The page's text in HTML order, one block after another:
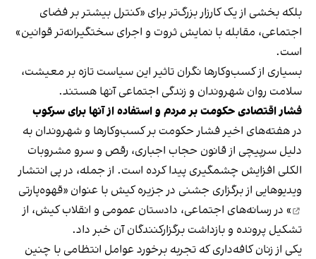
بلکه بخشی از یک کارزار بزرگ‌تر برای «کنترل بیشتر بر فضای
اجتماعی، مقابله با نمایش ثروت و اجرای سختگیرانه‌تر قوانین»
است.
بسیاری از کسب‌وکارها نگران تاثیر این سیاست‌ تازه بر معیشت،
سلامت روان شهروندان و زندگی اجتماعی آنها هستند.
فشار اقتصادی حکومت بر مردم و استفاده از آنها برای سرکوب
در هفته‌های اخیر فشار حکومت بر کسب‌وکارها و شهروندان به
دلیل سرپیچی از قانون حجاب اجباری، رقص و سرو مشروبات
الکلی افزایش چشمگیری پیدا کرده است. از جمله، در پی انتشار
ویدیوهایی از برگزاری جشنی در جزیره کیش با عنوان «قهوه‌پارتی
» در رسانه‌های اجتماعی، دادستان عمومی و انقلاب کیش، از
تشکیل پرونده و بازداشت برگزارکنندگان آن خبر داد.
یکی از زنان کافه‌داری که تجربه برخورد عوامل انتظامی با چنین